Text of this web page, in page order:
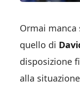
Ormai
quello di
disposizione
alla situazione